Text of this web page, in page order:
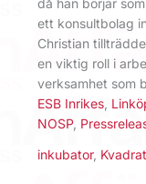
då han börjar
ett konsultbolag
Christian
en viktig roll i
verksamhet som
ESB Inrikes
NOSP,
inkubator,